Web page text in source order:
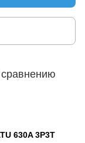
630A 3P3T